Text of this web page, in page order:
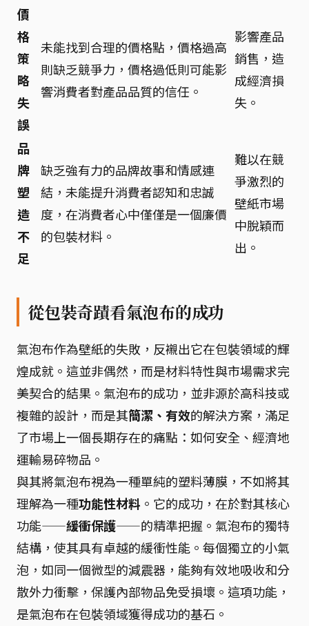
價
格
策
略
失
誤
未能找到合理的價格點，價格過高
則缺乏競爭力，價格過低則可能影
響消費者對產品品質的信任。
影響產品
銷售，造
成經濟損
失。
品
牌
塑
造
不
足
缺乏強有力的品牌故事和情感連
結，未能提升消費者認知和忠誠
度，在消費者心中僅僅是一個廉價
的包裝材料。
難以在競
爭激烈的
壁紙市場
中脫穎而
出。
從包裝奇蹟看氣泡布的成功
氣泡布作為壁紙的失敗，反襯出它在包裝領域的輝
煌成就。這並非偶然，而是材料特性與市場需求完
美契合的結果。氣泡布的成功，並非源於高科技或
複雜的設計，而是其簡潔、有效的解決方案，滿足
了市場上一個長期存在的痛點：如何安全、經濟地
運輸易碎物品。
與其將氣泡布視為一種單純的塑料薄膜，不如將其
理解為一種功能性材料 。它的成功，在於對其核心
功能——緩衝保護——的精準把握。氣泡布的獨特
結構，使其具有卓越的緩衝性能。每個獨立的小氣
泡，如同一個微型的減震器，能夠有效地吸收和分
散外力衝擊，保護內部物品免受損壞。這項功能，
是氣泡布在包裝領域獲得成功的基石。